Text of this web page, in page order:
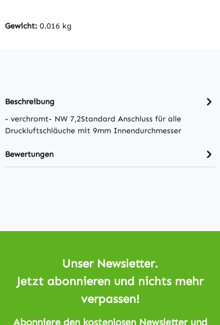
Gewicht: 0.016 kg
Beschreibung
- verchromt- NW 7,2Standard Anschluss für alle
Druckluftschläuche mit 9mm Innendurchmesser
Bewertungen
Unser Newsletter.
Jetzt abonnieren und nichts mehr
verpassen!
Abonniere den kostenlosen Newsletter und